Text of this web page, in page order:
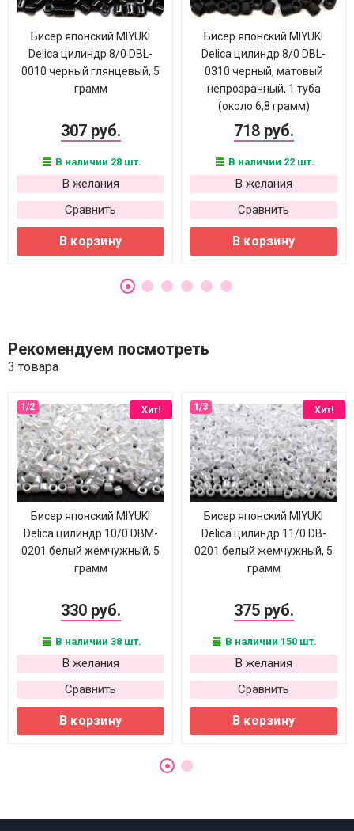
Бисер японский MIYUKI
Delica цилиндр 8/0 DBL-
0010 черный глянцевый, 5
грамм
307 руб.
В наличии 28 шт.
В желания
Сравнить
В корзину
Бисер японский MIYUKI
Delica цилиндр 8/0 DBL-
0310 черный, матовый
непрозрачный, 1 туба
(около 6,8 грамм)
718 руб.
В наличии 22 шт.
В желания
Сравнить
В корзину
Рекомендуем посмотреть
3 товара
Хит!
Бисер японский MIYUKI
Delica цилиндр 10/0 DBM-
0201 белый жемчужный, 5
грамм
330 руб.
В наличии 38 шт.
В желания
Сравнить
В корзину
Хит!
Бисер японский MIYUKI
Delica цилиндр 11/0 DB-
0201 белый жемчужный, 5
грамм
375 руб.
В наличии 150 шт.
В желания
Сравнить
В корзину